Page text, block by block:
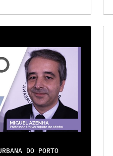
DO PORTO